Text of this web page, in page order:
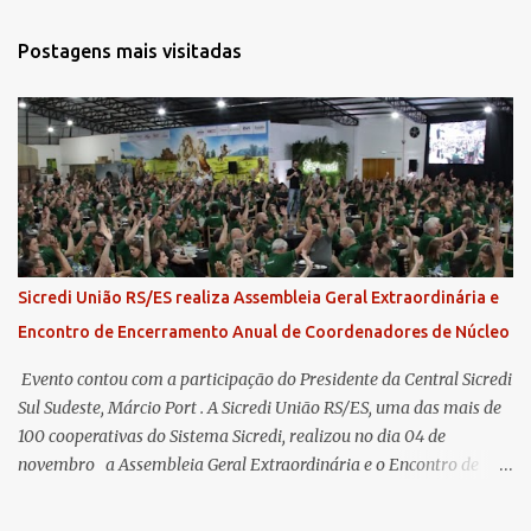
Postagens mais visitadas
Sicredi União RS/ES realiza Assembleia Geral Extraordinária e
Encontro de Encerramento Anual de Coordenadores de Núcleo
​ Evento contou com a participação do Presidente da Central Sicredi
Sul Sudeste, Márcio Port . A Sicredi União RS/ES, uma das mais de
100 cooperativas do Sistema Sicredi, realizou no dia 04 de
novembro a Assembleia Geral Extraordinária e o Encontro de